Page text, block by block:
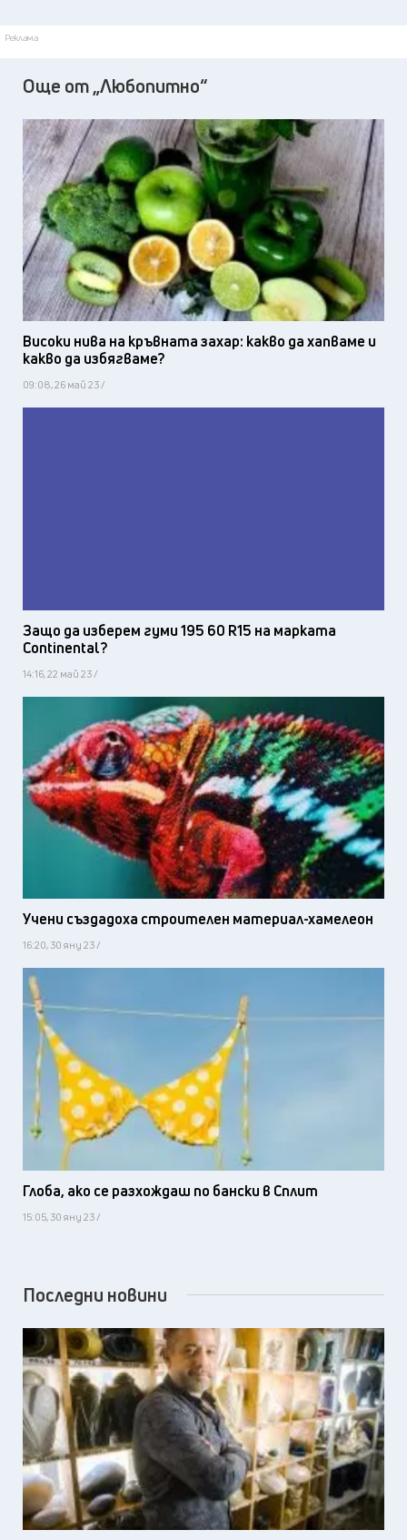
Реклама
Още от „Любопитно“
Високи нива на кръвната захар: какво да хапваме и
какво да избягваме?
09:08, 26 май 23 /
Защо да изберем гуми 195 60 R15 на марката
Continental?
14:16, 22 май 23 /
Учени създадоха строителен материал-хамелеон
16:20, 30 яну 23 /
Глоба, ако се разхождаш по бански в Сплит
15:05, 30 яну 23 /
Последни новини